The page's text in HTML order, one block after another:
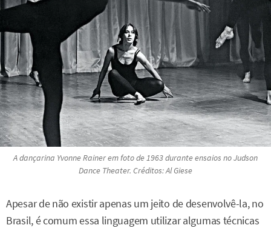
A dançarina Yvonne Rainer em foto de 1963 durante ensaios noJudson
Dance Theater. Créditos: Al Giese
Apesar de não existir apenas um jeito de desenvolvê-la, no
Brasil, é comum essa linguagem utilizar algumas técnicas